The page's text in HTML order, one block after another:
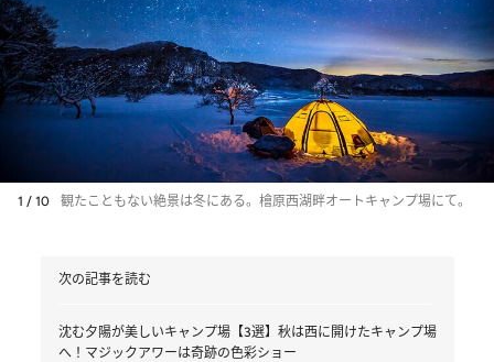
1 / 10 観たこともない絶景は冬にある。檜原西湖畔オートキャンプ場にて。
次の記事を読む
沈む夕陽が美しいキャンプ場【3選】秋は西に開けたキャンプ場
へ！マジックアワーは奇跡の色彩ショー